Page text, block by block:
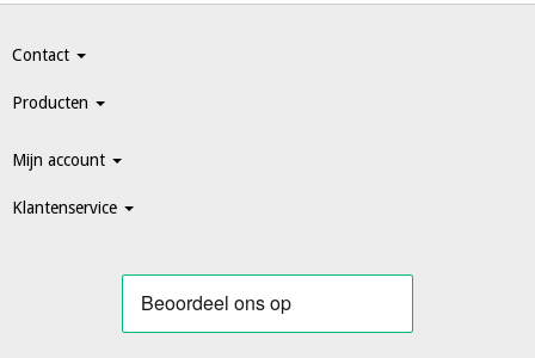
Contact
Producten
Mijn account
Klantenservice